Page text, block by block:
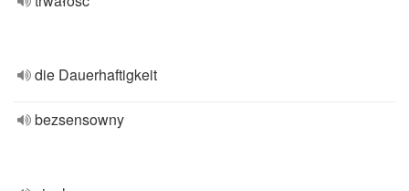
die Dauerhaftigkeit
bezsensowny